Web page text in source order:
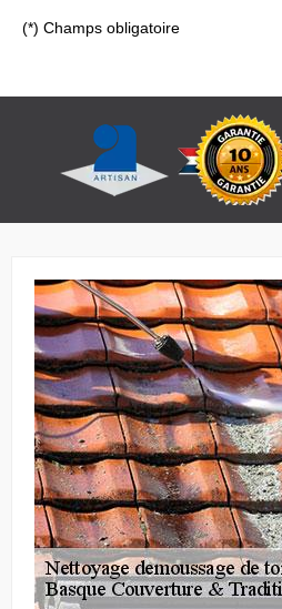
(*) Champs obligatoire